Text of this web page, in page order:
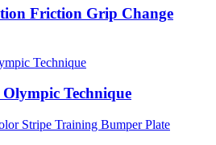
Friction Grip Change
Technique